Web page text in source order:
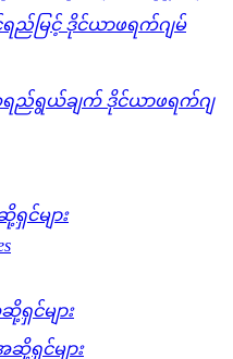
ရည်မြင့် ဒိုင်ယာဖရက်ဂျမ်
ည်ရွယ်ချက် ဒိုင်ယာဖရက်ဂျ
ရှင်များ
ရှင်များ
ရှင်များ